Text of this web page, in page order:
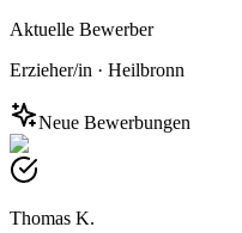
Aktuelle Bewerber
Erzieher/in · Heilbronn
Neue Bewerbungen
Thomas K.